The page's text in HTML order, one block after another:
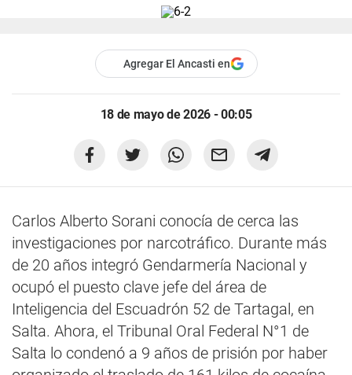
Agregar El Ancasti en
18 de mayo de 2026 - 00:05
Carlos Alberto Sorani conocía de cerca las
investigaciones por narcotráfico. Durante más
de 20 años integró Gendarmería Nacional y
ocupó el puesto clave jefe del área de
Inteligencia del Escuadrón 52 de Tartagal, en
Salta. Ahora, el Tribunal Oral Federal N°1 de
Salta lo condenó a 9 años de prisión por haber